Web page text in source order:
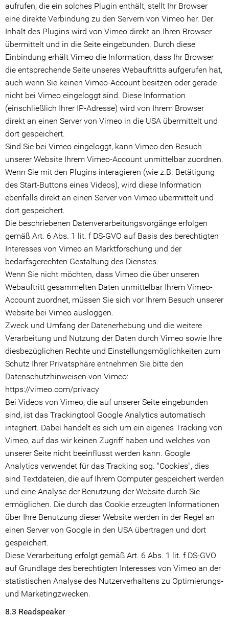
aufrufen, die ein solches Plugin enthält, stellt Ihr Browser
eine direkte Verbindung zu den Servern von Vimeo her. Der
Inhalt des Plugins wird von Vimeo direkt an Ihren Browser
übermittelt und in die Seite eingebunden. Durch diese
Einbindung erhält Vimeo die Information, dass Ihr Browser
die entsprechende Seite unseres Webauftritts aufgerufen hat,
auch wenn Sie keinen Vimeo-Account besitzen oder gerade
nicht bei Vimeo eingeloggt sind. Diese Information
(einschließlich Ihrer IP-Adresse) wird von Ihrem Browser
direkt an einen Server von Vimeo in die USA übermittelt und
dort gespeichert.
Sind Sie bei Vimeo eingeloggt, kann Vimeo den Besuch
unserer Website Ihrem Vimeo-Account unmittelbar zuordnen.
Wenn Sie mit den Plugins interagieren (wie z.B. Betätigung
des Start-Buttons eines Videos), wird diese Information
ebenfalls direkt an einen Server von Vimeo übermittelt und
dort gespeichert.
Die beschriebenen Datenverarbeitungsvorgänge erfolgen
gemäß Art. 6 Abs. 1 lit. f DS-GVO auf Basis des berechtigten
Interesses von Vimeo an Marktforschung und der
bedarfsgerechten Gestaltung des Dienstes.
Wenn Sie nicht möchten, dass Vimeo die über unseren
Webauftritt gesammelten Daten unmittelbar Ihrem Vimeo-
Account zuordnet, müssen Sie sich vor Ihrem Besuch unserer
Website bei Vimeo ausloggen.
Zweck und Umfang der Datenerhebung und die weitere
Verarbeitung und Nutzung der Daten durch Vimeo sowie Ihre
diesbezüglichen Rechte und Einstellungsmöglichkeiten zum
Schutz Ihrer Privatsphäre entnehmen Sie bitte den
Datenschutzhinweisen von Vimeo:
https://vimeo.com/privacy
Bei Videos von Vimeo, die auf unserer Seite eingebunden
sind, ist das Trackingtool Google Analytics automatisch
integriert. Dabei handelt es sich um ein eigenes Tracking von
Vimeo, auf das wir keinen Zugriff haben und welches von
unserer Seite nicht beeinflusst werden kann. Google
Analytics verwendet für das Tracking sog. "Cookies", dies
sind Textdateien, die auf Ihrem Computer gespeichert werden
und eine Analyse der Benutzung der Website durch Sie
ermöglichen. Die durch das Cookie erzeugten Informationen
über Ihre Benutzung dieser Website werden in der Regel an
einen Server von Google in den USA übertragen und dort
gespeichert.
Diese Verarbeitung erfolgt gemäß Art. 6 Abs. 1 lit. f DS-GVO
auf Grundlage des berechtigten Interesses von Vimeo an der
statistischen Analyse des Nutzerverhaltens zu Optimierungs-
und Marketingzwecken.
8.3 Readspeaker